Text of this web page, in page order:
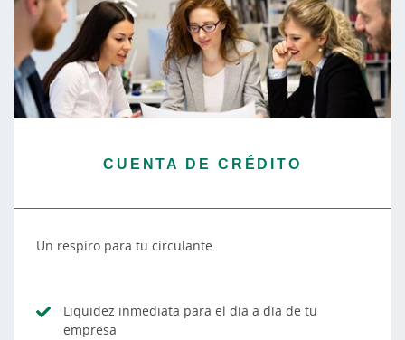
CUENTA DE CRÉDITO
Un respiro para tu circulante.
Liquidez inmediata para el día a día de tu
empresa